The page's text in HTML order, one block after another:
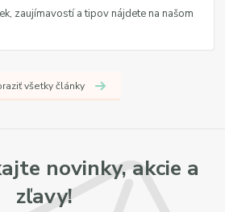
zaujímavostí a tipov nájdete na našom
všetky články
novinky, akcie a
zľavy!